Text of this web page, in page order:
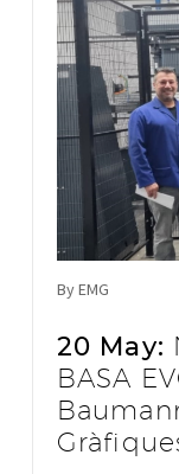
By EMG
20 May:
BASA